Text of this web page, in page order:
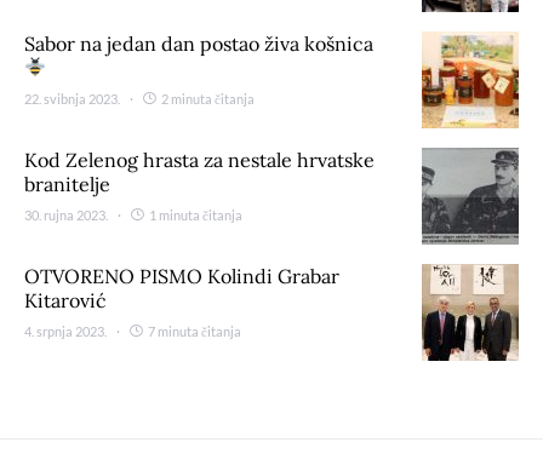
Sabor na jedan dan postao živa košnica
22. svibnja 2023. 2 minuta čitanja
Kod Zelenog hrasta za nestale hrvatske
branitelje
30. rujna 2023. 1 minuta čitanja
OTVORENO PISMO Kolindi Grabar
Kitarović
4. srpnja 2023. 7 minuta čitanja